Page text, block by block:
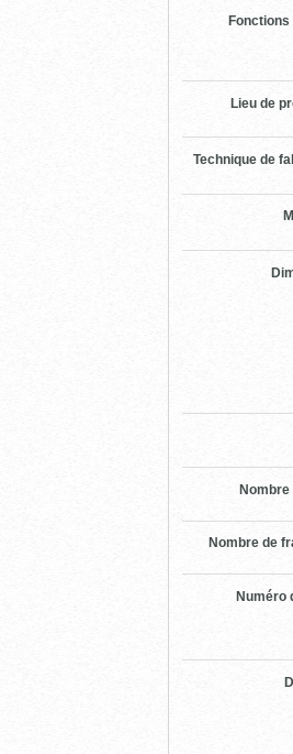
Lieu de
Technique de
Nombre
Nombre de
Numéro